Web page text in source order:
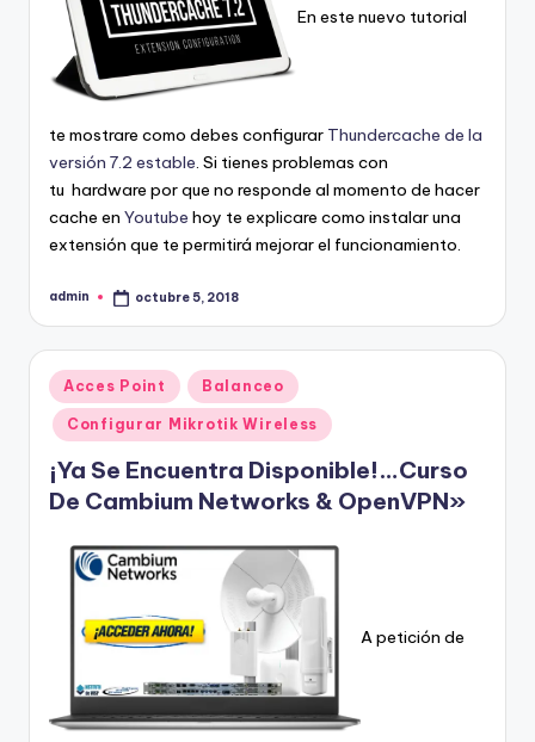
En este nuevo tutorial
te mostrare como debes configurar Thundercache de la
versión 7.2 estable. Si tienes problemas con
tu hardware por que no responde al momento de hacer
cache en Youtube hoy te explicare como instalar una
extensión que te permitirá mejorar el funcionamiento.
Publicado
admin octubre 5, 2018
Publicado
en
Acces Point Balanceo
Configurar Mikrotik Wireless
¡Ya Se Encuentra Disponible!…Curso
De Cambium Networks & OpenVPN»
A petición de